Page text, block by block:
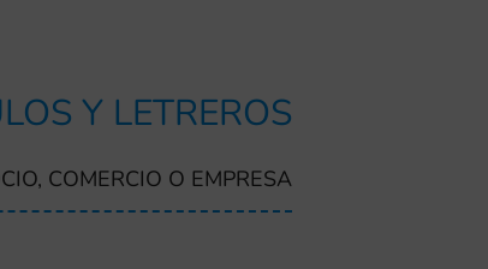
Y LETREROS
COMERCIO O EMPRESA